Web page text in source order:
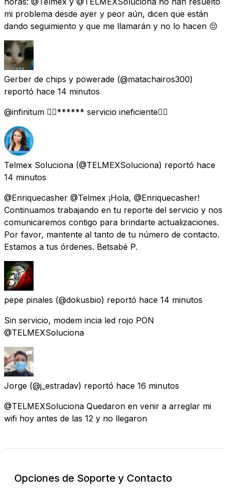
mi problema desde ayer y peor aún, dicen que están
dando seguimiento y que me llamarán y no lo hacen 😔
Gerber de chips y powerade (@matachairos300)
reportó hace 14 minutos
@infinitum ✊🏻****** servicio ineficiente✊🏻
Telmex Soluciona (@TELMEXSoluciona) reportó hace
14 minutos
@Enriquecasher @Telmex ¡Hola, @Enriquecasher!
Continuamos trabajando en tu reporte del servicio y nos
comunicaremos contigo para brindarte actualizaciones.
Por favor, mantente al tanto de tu número de contacto.
Estamos a tus órdenes. Betsabé P.
pepe pinales (@dokusbio) reportó hace 14 minutos
Sin servicio, modem incia led rojo PON
@TELMEXSoluciona
Jorge (@j_estradav) reportó hace 16 minutos
@TELMEXSoluciona Quedaron en venir a arreglar mi
wifi hoy antes de las 12 y no llegaron
Opciones de Soporte y Contacto